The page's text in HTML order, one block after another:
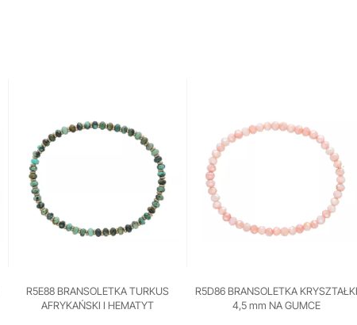
R5E88 BRANSOLETKA TURKUS
AFRYKAŃSKI I HEMATYT
R5D86 BRANSOLETKA KRYSZTAŁKI
4,5 mm NA GUMCE